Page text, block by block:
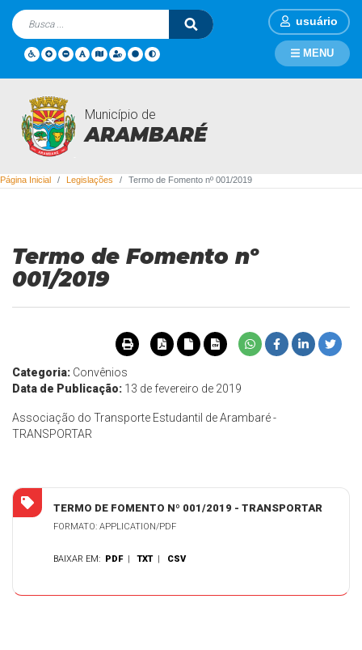
usuário
Município de
ARAMBARÉ
MENU
Legislações
Página Inicial Legislações Termo de Fomento nº 001/2019
Termo de Fomento nº
001/2019
Categoria: Convênios
Data de Publicação: 13 de fevereiro de 2019
Associação do Transporte Estudantil de Arambaré -
TRANSPORTAR
TERMO DE FOMENTO Nº 001/2019 - TRANSPORTAR
FORMATO: APPLICATION/PDF
BAIXAR EM: PDF |TXT | CSV